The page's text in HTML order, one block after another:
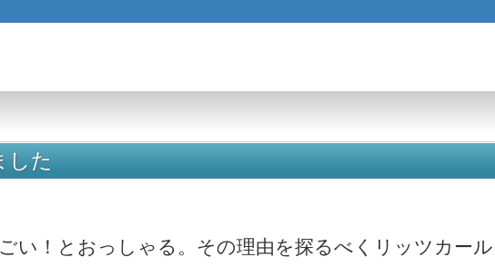
した
い！とおっしゃる。その理由を探るべくリッツカー